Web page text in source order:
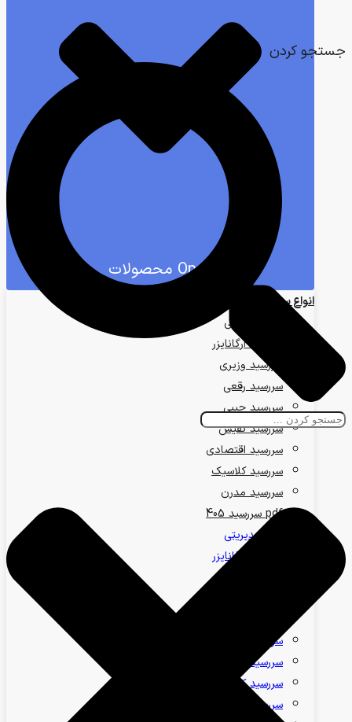
Open محصولات
انواع سررسید
ست مدیریتی
سررسید ارگانایزر
سررسید وزیری
سررسید رقعی
سررسید جیبی
سررسید نفیس
سررسید اقتصادی
سررسید کلاسیک
سررسید مدرن
pdf سررسید 405
ست مدیریتی
سررسید ارگانایزر
سررسید نفیس
سررسید اقتصادی
سررسید کلاسیک
سررسید مدرن
جستجو کردن